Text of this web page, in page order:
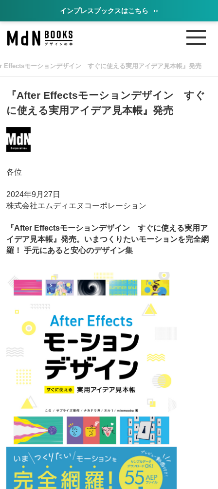
インプレスブックスはこちら ››
Effectsモーションデザイン すぐに使える実用アイデア見本帳』発売
『After Effectsモーションデザイン すぐ
に使える実用アイデア見本帳』発売
各位
2024年9月27日
株式会社エムディエヌコーポレーション
『After Effectsモーションデザイン すぐに使える実用ア
イデア見本帳』発売。いまつくりたいモーションを完全網
羅！ 手元にあると安心のデザイン集